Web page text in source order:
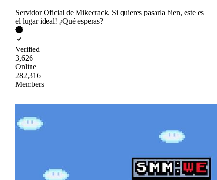
Servidor Oficial de Mikecrack. Si quieres pasarla bien, este es
el lugar ideal! ¿Qué esperas?
Verified
3,626
Online
282,316
Members